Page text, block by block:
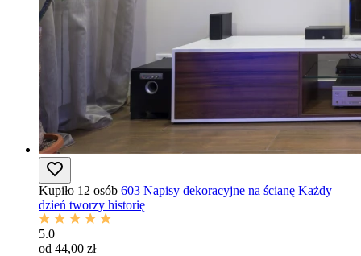
Kupiło 12 osób 603 Napisy dekoracyjne na ścianę Każdy
dzień tworzy historię
5.0
od 44,00 zł